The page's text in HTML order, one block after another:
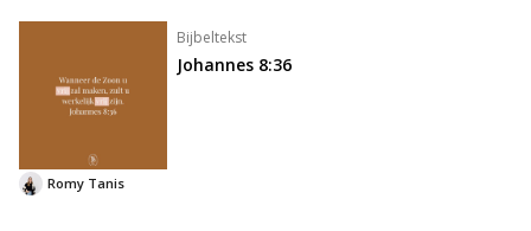
Bijbeltekst
Johannes 8:36
Romy Tanis